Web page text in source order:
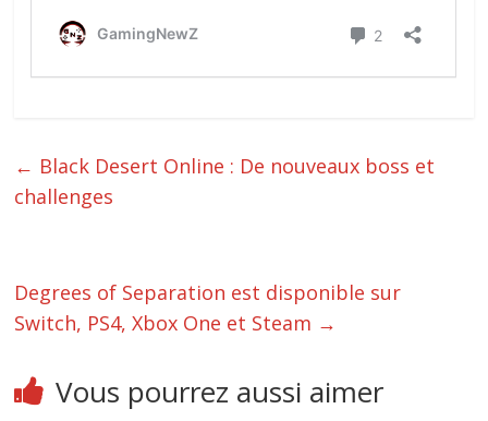
← Black Desert Online : De nouveaux boss et
challenges
Degrees of Separation est disponible sur
Switch, PS4, Xbox One et Steam →
Vous pourrez aussi aimer